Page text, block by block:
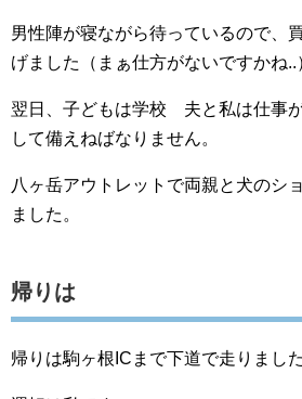
男性陣が寝ながら待っているので、
げました（まぁ仕方がないですかね..
翌日、子どもは学校 夫と私は仕事
して備えねばなりません。
八ヶ岳アウトレットで両親と犬のシ
ました。
帰りは
帰りは駒ヶ根ICまで下道で走りました